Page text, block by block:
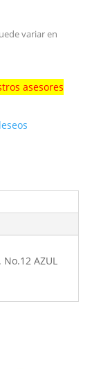
variar en
asesores
No.12 AZUL